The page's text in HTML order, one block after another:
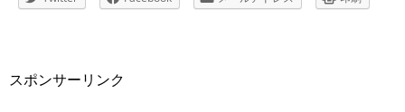
スポンサーリンク